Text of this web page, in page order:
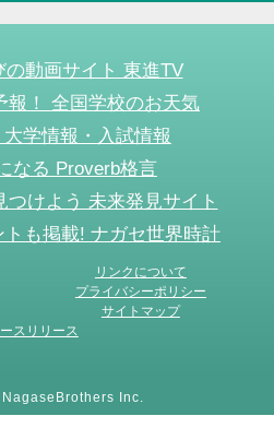
の動画サイト 東進TV
報！ 全国学校のお天気
学情報・入試情報
なる Proverb格言
けよう 未来発見サイト
も掲載! ナガセ世界時計
リンクについて
プライバシーポリシー
サイトマップ
スリリース
Inc.